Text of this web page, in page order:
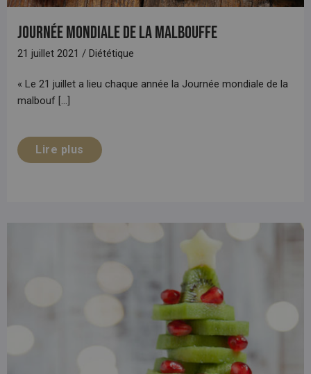
Journée mondiale de la malbouffe
21 juillet 2021 / Diététique
« Le 21 juillet a lieu chaque année la Journée mondiale de la
malbouf [...]
Lire plus